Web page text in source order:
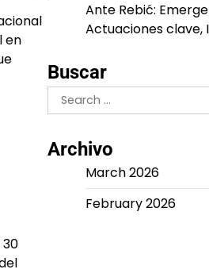
en
Ante Rebić:
Actuaciones clave,
Buscar
Search
for:
Archivo
March 2026
February 2026